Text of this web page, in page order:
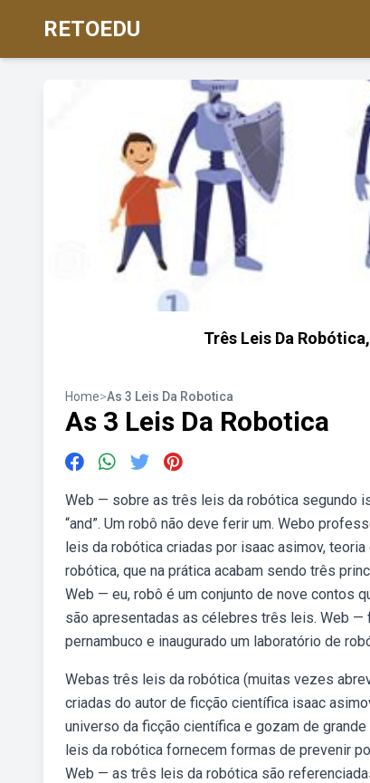
RETOEDU
Três Leis Da
Home>As 3 Leis Da Robotica
As 3 Leis Da Robotica
Web — sobre as três leis da robótica segundo
“and”. Um robô não deve ferir um. Webo
leis da robótica criadas por isaac asimov,
robótica, que na prática acabam sendo três
Web — eu, robô é um conjunto de nove contos
são apresentadas as célebres três leis. Web
pernambuco e inaugurado um laboratório de
Webas três leis da robótica (muitas vezes
criadas do autor de ficção científica isaac
universo da ficção científica e gozam de
leis da robótica fornecem formas de prevenir
Web — as três leis da robótica são